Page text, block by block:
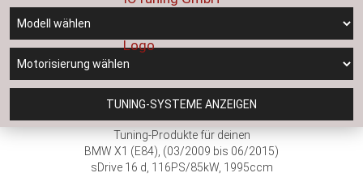
TUNING-SYSTEME ANZEIGEN
Tuning-Produkte für deinen
BMW X1 (E84), (03/2009 bis 06/2015)
sDrive 16 d, 116PS/85kW, 1995ccm